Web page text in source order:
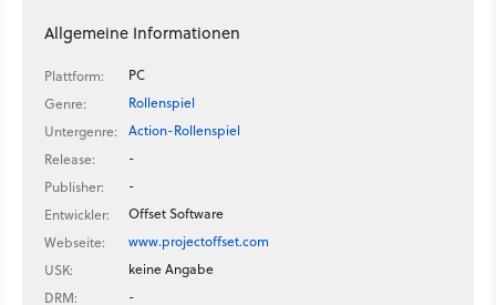
Allgemeine Informationen
Plattform:
PC
Genre:
Rollenspiel
Untergenre:
Action-Rollenspiel
Release:
-
Publisher:
-
Entwickler:
Offset Software
Webseite:
www.projectoffset.com
USK:
keine Angabe
DRM:
-